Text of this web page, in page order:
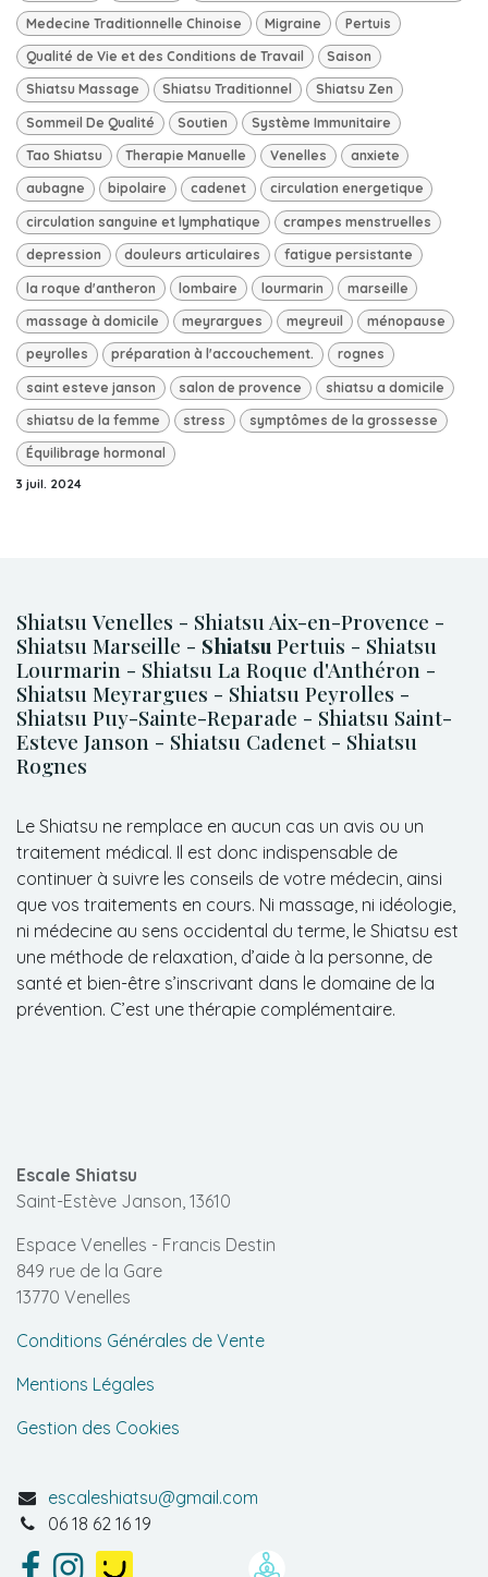
Medecine Traditionnelle Chinoise Migraine Pertuis
Qualité de Vie et des Conditions de Travail Saison
Shiatsu Massage Shiatsu Traditionnel Shiatsu Zen
Sommeil De Qualité Soutien Système Immunitaire
Tao Shiatsu Therapie Manuelle Venelles anxiete
aubagne bipolaire cadenet circulation energetique
circulation sanguine et lymphatique crampes menstruelles
depression douleurs articulaires fatigue persistante
la roque d'antheron lombaire lourmarin marseille
massage à domicile meyrargues meyreuil ménopause
peyrolles préparation à l'accouchement. rognes
saint esteve janson salon de provence shiatsu a domicile
shiatsu de la femme stress symptômes de la grossesse
Équilibrage hormonal
3 juil. 2024
Shiatsu Venelles - Shiatsu Aix-en-Provence -
Shiatsu Marseille - Shiatsu Pertuis - Shiatsu
Lourmarin - Shiatsu La Roque d'Anthéron -
Shiatsu Meyrargues - Shiatsu Peyrolles -
Shiatsu Puy-Sainte-Reparade - Shiatsu Saint-
Esteve Janson - Shiatsu Cadenet - Shiatsu
Rognes
Le Shiatsu ne remplace en aucun cas un avis ou un
traitement médical. Il est donc indispensable de
continuer à suivre les conseils de votre médecin, ainsi
que vos traitements en cours. Ni massage, ni idéologie,
ni médecine au sens occidental du terme, le Shiatsu est
une méthode de relaxation, d’aide à la personne, de
santé et bien-être s’inscrivant dans le domaine de la
prévention. C’est une thérapie complémentaire.
Escale Shiatsu
Saint-Estève Janson, 13610
Espace Venelles - Francis Destin
849 rue de la Gare
13770 Venelles
Conditions Générales de Vente
Mentions Légales
Gestion des Cookies
escaleshiatsu@gmail.com
06 18 62 16 19